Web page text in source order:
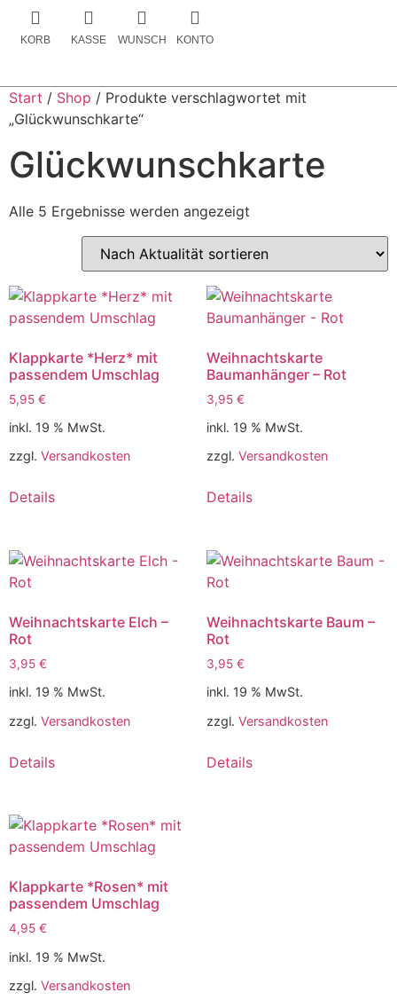
KORB KASSE WUNSCH KONTO
Start / Shop / Produkte verschlagwortet mit
„Glückwunschkarte“
Glückwunschkarte
Alle 5 Ergebnisse werden angezeigt
Klappkarte *Herz* mit
passendem Umschlag
5,95 €
inkl. 19 % MwSt.
zzgl. Versandkosten
Details
Weihnachtskarte
Baumanhänger – Rot
3,95 €
inkl. 19 % MwSt.
zzgl. Versandkosten
Details
Weihnachtskarte Elch –
Rot
3,95 €
inkl. 19 % MwSt.
zzgl. Versandkosten
Details
Weihnachtskarte Baum –
Rot
3,95 €
inkl. 19 % MwSt.
zzgl. Versandkosten
Details
Klappkarte *Rosen* mit
passendem Umschlag
4,95 €
inkl. 19 % MwSt.
zzgl. Versandkosten